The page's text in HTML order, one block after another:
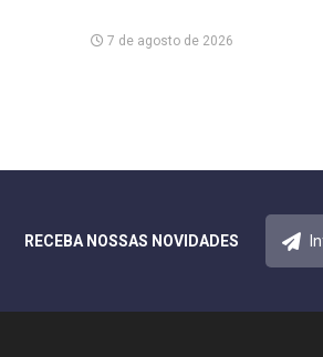
7 de agosto de 2026
RECEBA NOSSAS NOVIDADES